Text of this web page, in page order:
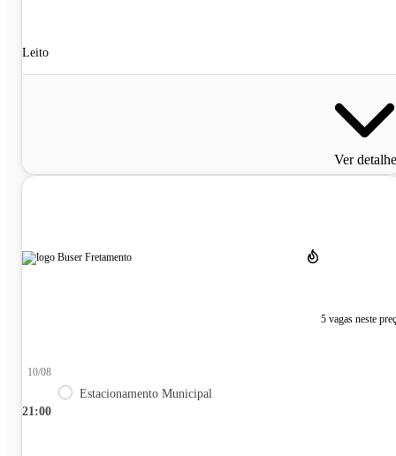
Leito
Ver
5 vagas neste
21:00
10/08
Estacionamento Municipal